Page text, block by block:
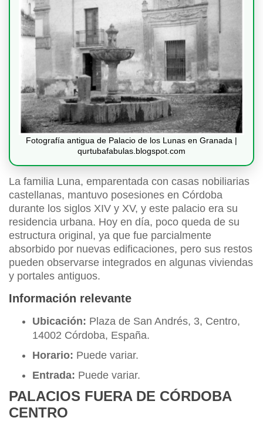
Fotografía antigua de Palacio de los Lunas en Granada |
qurtubafabulas.blogspot.com
La familia Luna, emparentada con casas nobiliarias
castellanas, mantuvo posesiones en Córdoba
durante los siglos XIV y XV, y este palacio era su
residencia urbana. Hoy en día, poco queda de su
estructura original, ya que fue parcialmente
absorbido por nuevas edificaciones, pero sus restos
pueden observarse integrados en algunas viviendas
y portales antiguos.
Información relevante
Ubicación: Plaza de San Andrés, 3, Centro,
14002 Córdoba, España.
Horario: Puede variar.
Entrada: Puede variar.
PALACIOS FUERA DE CÓRDOBA
CENTRO